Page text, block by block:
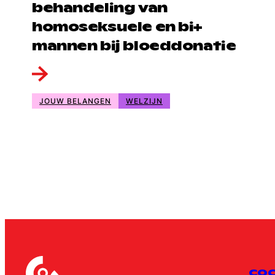
behandeling van
homoseksuele en bi+
mannen bij bloeddonatie
JOUW BELANGEN WELZIJN